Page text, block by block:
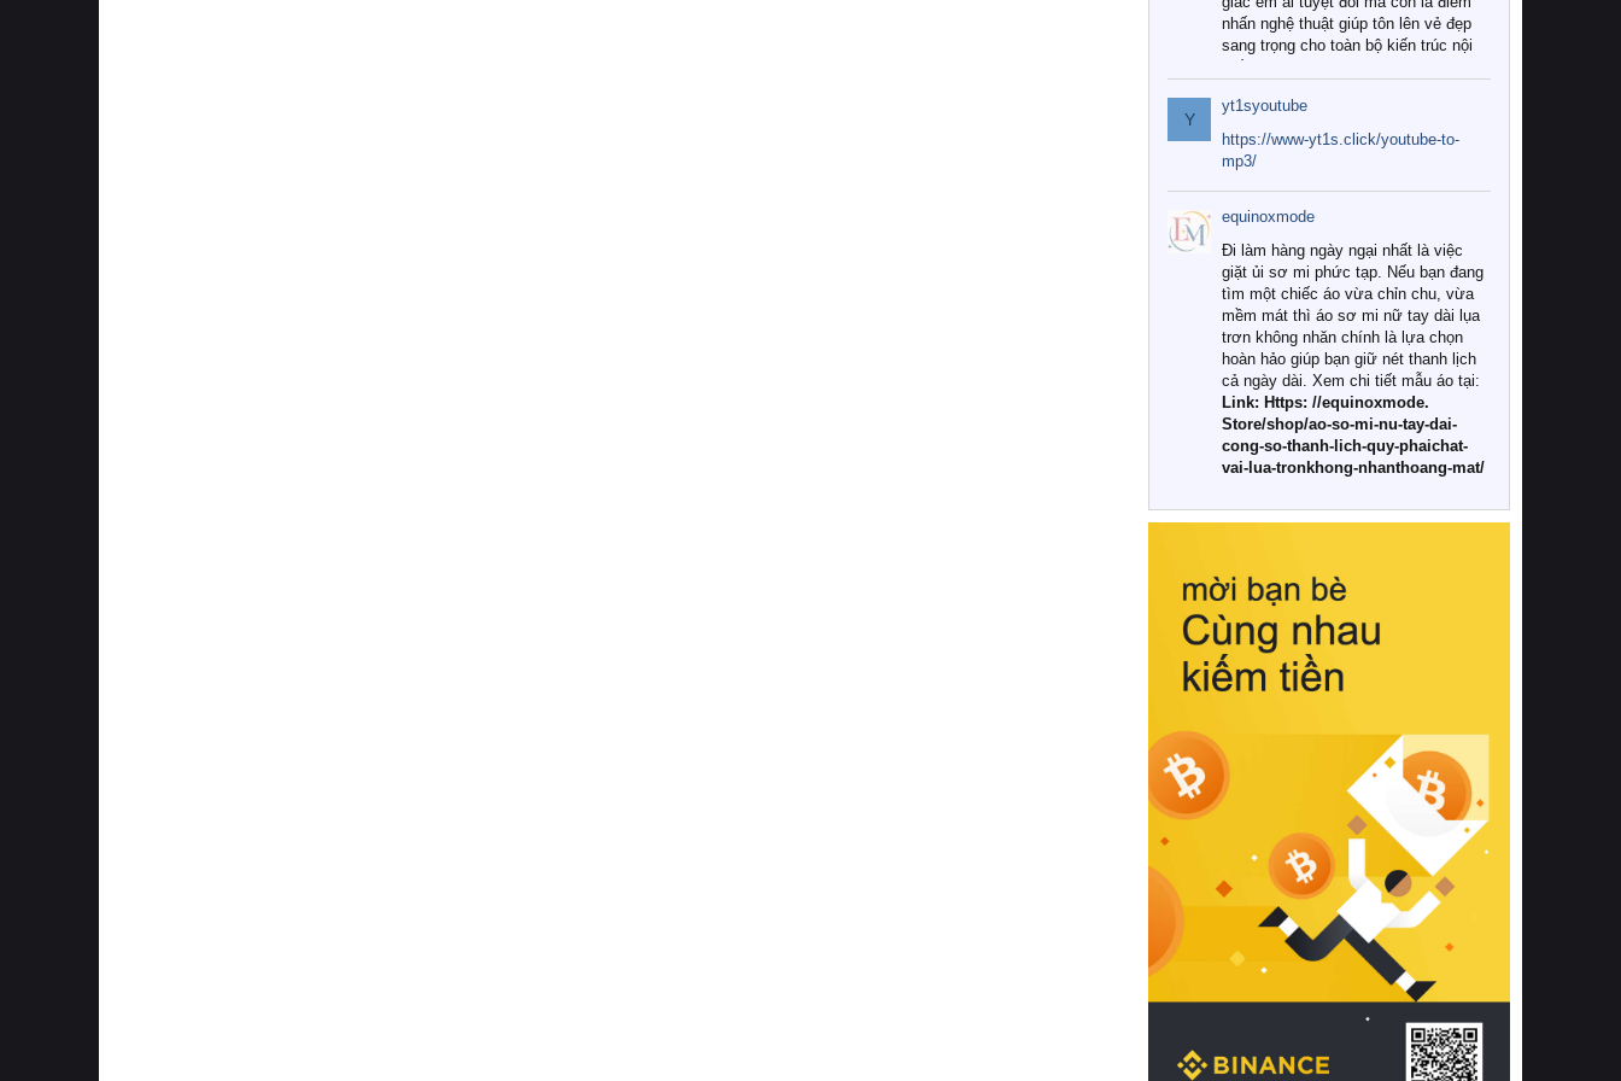
nhấn nghệ thuật giúp tôn lên vẻ đẹp
sang trọng cho toàn bộ kiến trúc nội
Tuy nhiên, giữa thị trường đa dạng
với vô vàn thương hiệu và mẫu mã
như hiện nay, làm thế nào để chọn
được những bộ chăn ga gối đệm cao
cấp thực sự chất lượng, phù hợp với
khí hậu và nhu cầu sử dụng của gia
đình? Hãy cùng chúng tôi đi tìm lời
giải đáp chi tiết qua bài viết dưới đây.
1. Tại sao các gia đình hiện đại lại ưa
chuộng chăn ga gối đệm cao cấp?
Khác với các dòng sản phẩm thông
thường, những bộ chăn ga gối đệm
cao cấp trải qua quy trình sản xuất
nghiêm ngặt từ khâu chọn lọc nguyên
liệu tự nhiên đến công nghệ dệt
nhuộm hiện đại không chứa hóa chất
này, bạn sẽ cảm nhận rõ rệt sự khác
hồi chuẩn xác của phần đệm nâng đỡ
cột sống.
Bên cạnh đó, việc lựa chọn các dòng
sản phẩm đạt chuẩn chất lượng quốc
tế còn giúp ngăn ngừa tình trạng kích
khuẩn và nấm mốc trong điều kiện
thời tiết nóng ẩm. Bạn có thể tìm hiểu
thêm các nghiên cứu khoa học về tác
động của giấc ngủ và môi trường
phòng ngủ đối với sức khỏe con
người tại Sleep Foundation (External
Link) để có cái nhìn toàn diện hơn.
2. Các tiêu chí vàng khi lựa chọn
chăn ga gối đệm cao cấp cho phòng
ngủ
Để sở hữu một bộ chăn ga gối đệm
cao cấp hoàn hảo cả về thẩm mỹ lẫn
công năng, người tiêu dùng cần cân
nhắc kỹ lưỡng các tiêu chí quan trọng
Y
yt1syoutube
https://www-yt1s.click/youtube-to-
mp3/
equinoxmode
Đi làm hàng ngày ngại nhất là việc
giặt ủi sơ mi phức tạp. Nếu bạn đang
tìm một chiếc áo vừa chỉn chu, vừa
mềm mát thì áo sơ mi nữ tay dài lụa
trơn không nhăn chính là lựa chọn
hoàn hảo giúp bạn giữ nét thanh lịch
cả ngày dài. Xem chi tiết mẫu áo tại:
Link: Https: //equinoxmode.
Store/shop/ao-so-mi-nu-tay-dai-
cong-so-thanh-lich-quy-phaichat-
vai-lua-tronkhong-nhanthoang-mat/